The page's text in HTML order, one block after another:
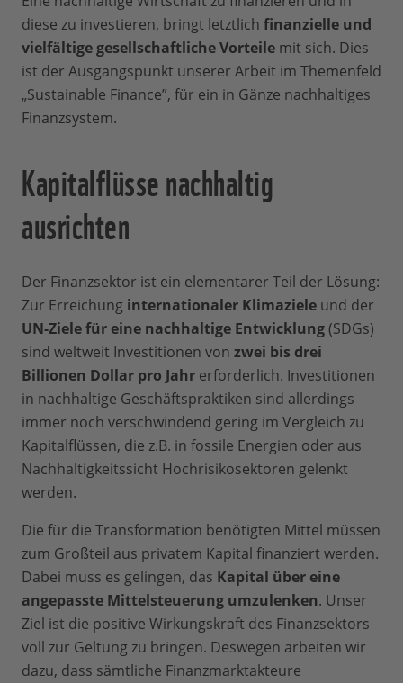
diese zu investieren, bringt letztlich finanzielle und
vielfältige gesellschaftliche Vorteile mit sich. Dies
ist der Ausgangspunkt unserer Arbeit im Themenfeld
„Sustainable Finance”, für ein in Gänze nachhaltiges
Finanzsystem.
Kapitalflüsse nachhaltig
ausrichten
Der Finanzsektor ist ein elementarer Teil der Lösung:
Zur Erreichung internationaler Klimaziele und der
UN-Ziele für eine nachhaltige Entwicklung(SDGs)
sind weltweit Investitionen von zwei bis drei
Billionen Dollar pro Jahr erforderlich. Investitionen
in nachhaltige Geschäftspraktiken sind allerdings
immer noch verschwindend gering im Vergleich zu
Kapitalflüssen, die z.B. in fossile Energien oder aus
Nachhaltigkeitssicht Hochrisikosektoren gelenkt
werden.
Die für die Transformation benötigten Mittel müssen
zum Großteil aus privatem Kapital finanziert werden.
Dabei muss es gelingen, das Kapital über eine
angepasste Mittelsteuerung umzulenken. Unser
Ziel ist die positive Wirkungskraft des Finanzsektors
voll zur Geltung zu bringen. Deswegen arbeiten wir
dazu, dass sämtliche Finanzmarktakteure